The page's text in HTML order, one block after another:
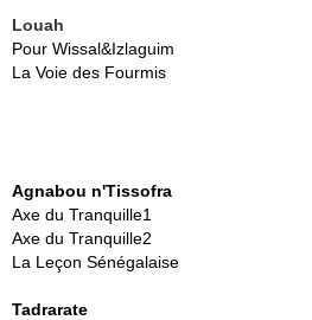
Louah
Pour Wissal&Izlaguim
La Voie des Fourmis
Agnabou n'Tissofra
Axe du Tranquille1
Axe du Tranquille2
La Leçon Sénégalaise
Tadrarate